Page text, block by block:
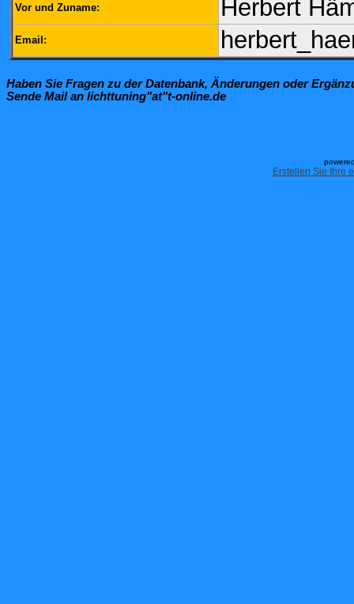
Vor und Zuname: Herbert
Email:
Haben Sie Fragen zu der Datenbank, Änderungen oder
Sende Mail an lichttuning"at"t-online.de
Erstellen Sie Ihre